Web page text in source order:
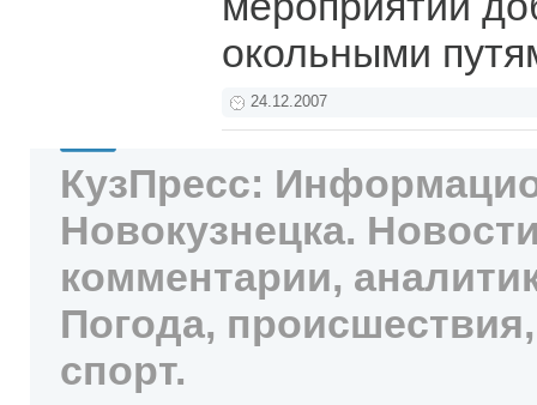
окольными
24.12.2007
КузПресс:
Новокузнецка.
комментарии,
Погода,
спорт.